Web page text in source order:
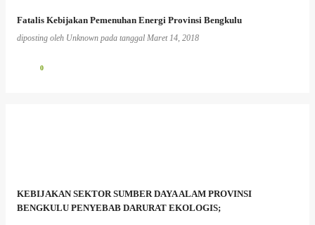
Fatalis Kebijakan Pemenuhan Energi Provinsi Bengkulu
diposting oleh Unknown pada tanggal Maret 14, 2018
0
KEBIJAKAN SEKTOR SUMBER DAYA ALAM PROVINSI
BENGKULU PENYEBAB DARURAT EKOLOGIS;